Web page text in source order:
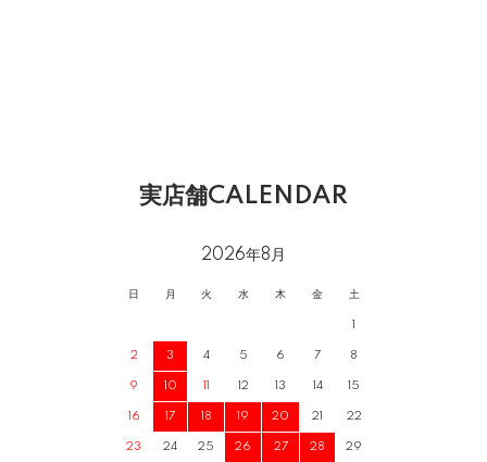
実店舗CALENDAR
2026年8月
日 月 火 水 木 金 土
1
2 3 4 5 6 7 8
9 10 11 12 13 14 15
16 17 18 19 20 21 22
23 24 25 26 27 28 29